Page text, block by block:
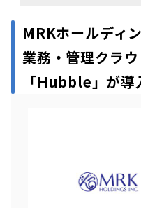
MRKホールディ
業務・管理クラ
「Hubble」が導